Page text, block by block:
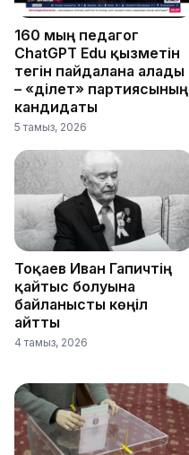
160 мың педагог
ChatGPT Edu қызметін
тегін пайдалана алады
– «Әділет» партиясының
кандидаты
5 тамыз, 2026
Тоқаев Иван Гапичтің
қайтыс болуына
байланысты көңіл
айтты
4 тамыз, 2026